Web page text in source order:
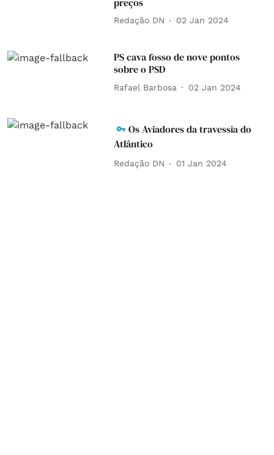
Redação DN 02 Jan 2024
PS cava fosso de nove pontos
sobre o PSD
Rafael Barbosa 02 Jan 2024
Os Aviadores da travessia do
Atlântico
Redação DN 01 Jan 2024